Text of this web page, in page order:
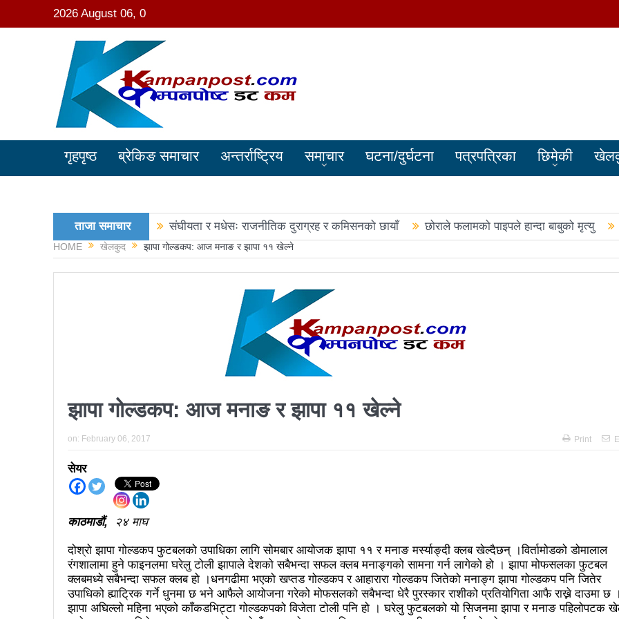
2026 August 06, 0
गृहपृष्ठ ब्रेकिङ समाचार अन्तर्राष्ट्रिय समाचार घटना/दुर्घटना पत्रपत्रिका छिमेकी
ताजा समाचार संघीयता र मधेसः राजनीतिक दुराग्रह र कमिसनको छायाँ छोराले फलामको पाइपले हान्दा बाबुको मृत्यु
काङ्ग्रेस नेता मिश्रको आरोप : बालेन सरकारले सिमा क्षेत्रका जनतालाई अनावश्यक दु:ख दियो
रञ्जु दर्शना विजयीः अधिकांश स्थानमा रास्वपा अगाडि
प्रतिनिधिसभा सदस्य निर्वाचनः ६० प्रतिशत मत खस्यो, काठमाडौँसहित केही स्थानमा रातीदेखि नै गणना सुरु हुने
निर्वाचनले सङ्घीय लोकतान्त्रिक गणतन्त्रात्मक प्रणालीलाई अझ सुदृढ बनाएको छः प्रचण्ड
पुरस्कार वितरणबिनै काउन्सिलले सम्पन्न गर्‍यो वार्षिकोत्सव
राममाया च्यामिनीसँग दशरथ चन्दको
समाचार हटाउने अदालतको आदेश र पत्रकार पक्राउ पुर्जीबारे काउन्सिल सुक्ष्म अध्ययनमा
लोकतान्त्रिक सहिद सन्तति वृत्ति कोष स्थापनाः सहिदका बालबालिकाको शिक्षामा खर्च हुने
महिनावारी
नवलपरासी काठमाडौँ सम्पर्क समन्वय समितिको अध्यक्षमा विश्वकर्मा
राजावादीको आन्दोलनः आगलागीमा
HOME खेलकुद झापा गोल्डकप: आज मनाङ र झापा ११ खेल्ने
झापा गोल्डकप: आज मनाङ र झापा ११ खेल्ने
on: February 06, 2017 Print
सेयर
काठमाडौं, २४ माघ
दोश्रो झापा गोल्डकप फुटबलको उपाधिका लागि सोमबार आयोजक झापा ११ र मनाङ मर्स्याङ्दी क्लब खेल्दैछन् ।विर्तामोडको डोमालाल
रंगशालामा हुने फाइनलमा घरेलु टोली झापाले देशको सबैभन्दा सफल क्लब मनाङ्गको सामना गर्न लागेको हो । झापा मोफसलका फुटबल
क्लबमध्ये सबैभन्दा सफल क्लब हो ।धनगढीमा भएको खप्तड गोल्डकप र आहारारा गोल्डकप जितेको मनाङ्ग झापा गोल्डकप पनि जितेर
उपाधिको ह्याट्रिक गर्ने धुनमा छ भने आफैले आयोजना गरेको मोफसलको सबैभन्दा धेरै पुरस्कार राशीको प्रतियोगिता आफै राख्ने दाउमा छ ।
झापा अघिल्लो महिना भएको काँकडभिट्टा गोल्डकपको विजेता टोली पनि हो । घरेलु फुटबलको यो सिजनमा झापा र मनाङ पहिलोपटक